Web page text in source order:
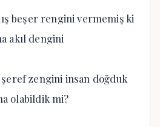
beşer rengini vermemiş ki
akıl dengini
zengini insan doğduk
olabildik mi?